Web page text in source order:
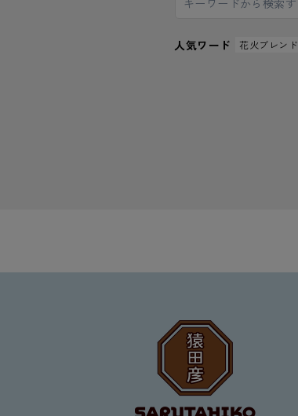
人気ワード 花火ブレンド